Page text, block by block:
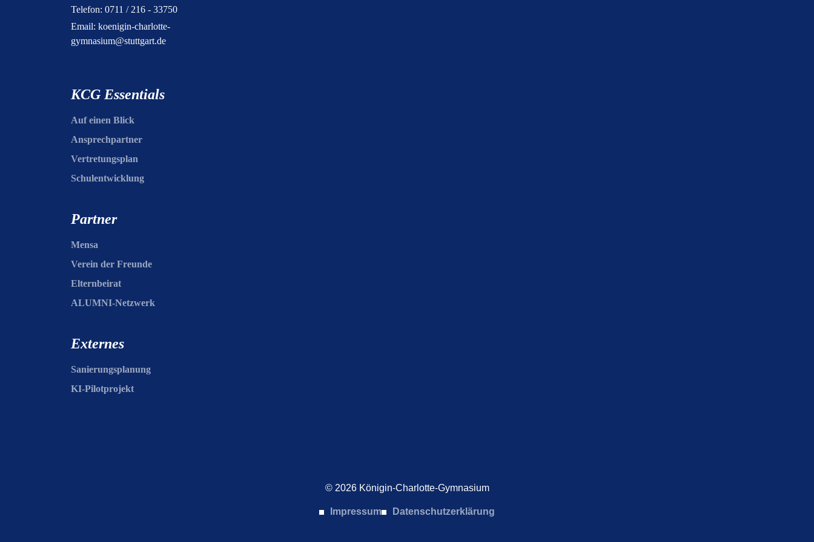
Telefon: 0711 / 216 - 33750
Email: koenigin-charlotte-
gymnasium@stuttgart.de
KCG Essentials
Auf einen Blick
Ansprechpartner
Vertretungsplan
Schulentwicklung
Partner
Mensa
Verein der Freunde
Elternbeirat
ALUMNI-Netzwerk
Externes
Sanierungsplanung
KI-Pilotprojekt
Impressum Datenschutzerklärung
© 2026 Königin-Charlotte-Gymnasium